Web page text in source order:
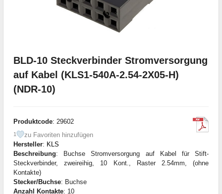
BLD-10 Steckverbinder Stromversorgung
auf Kabel (KLS1-540A-2.54-2X05-H)
(NDR-10)
Produktcode: 29602
1
zu Favoriten hinzufügen
Hersteller: KLS
Beschreibung: Buchse Stromversorgung auf Kabel für Stift-
Steckverbinder, zweireihig, 10 Kont., Raster 2.54mm, (ohne
Kontakte)
Stecker/Buchse: Buchse
Anzahl Kontakte: 10